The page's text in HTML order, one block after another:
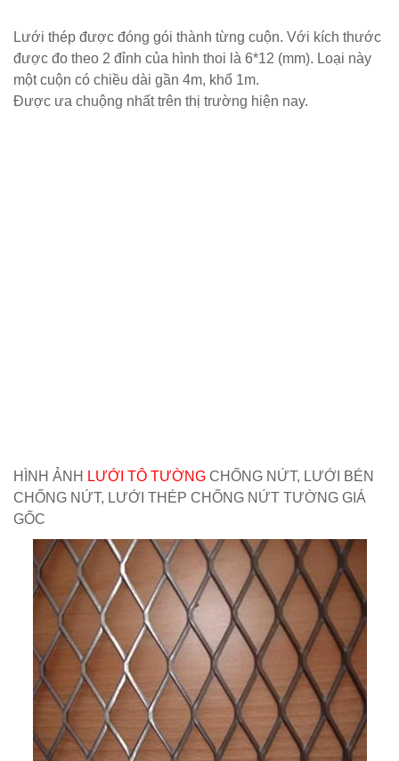
Lưới thép được đóng gói thành từng cuộn. Với kích thước
được đo theo 2 đỉnh của hình thoi là 6*12 (mm). Loại này
một cuộn có chiều dài gần 4m, khổ 1m.
Được ưa chuộng nhất trên thị trường hiện nay.
HÌNH ẢNH LƯỚI TÔ TƯỜNG CHỐNG NỨT, LƯỚI BÉN
CHỐNG NỨT, LƯỚI THÉP CHỐNG NỨT TƯỜNG GIÁ
GỐC